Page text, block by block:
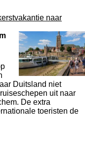
naar
Duitsland niet
uit naar
De extra
toeristen de